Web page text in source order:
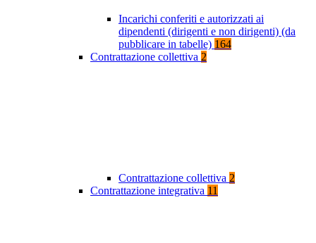
Incarichi conferiti e autorizzati ai
dipendenti (dirigenti e non dirigenti) (da
pubblicare in tabelle) 164
Contrattazione collettiva 2
Contrattazione collettiva 2
Contrattazione integrativa 11